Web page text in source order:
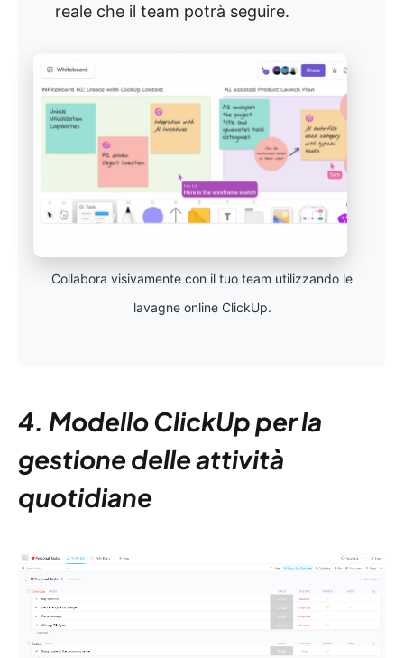
reale che il team potrà seguire.
Collabora visivamente con il tuo team utilizzando le
lavagne online ClickUp.
4. Modello ClickUp per la
gestione delle attività
quotidiane